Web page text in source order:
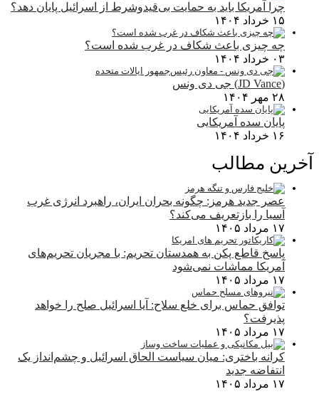
چرا آمریکا باید به حمایت بی‌قیدوشرط از اسرائیل پایان دهد؟
۱۵ خرداد ۱۴۰۴
چه چیزی باعث شکاف در غرب شده است؟
۰۳ خرداد ۱۴۰۴
(JD Vance) جی دی ونس
۲۸ مهر ۱۴۰۴
پایان سده آمریکایی
۱۶ خرداد ۱۴۰۴
آخرین مطالب
عصر جدید هرمز: چگونه بحران ایران، راهبرد انرژی غرب
آسیا را بازتعریف می‌کند؟
۱۷ مرداد ۱۴۰۵
پاسخ قاطع پکن به همدستان تحریم: با مجریان تحریم‌های
آمریکا مماشات نمی‌شود
۱۷ مرداد ۱۴۰۵
توافق حماس برای خلع سلاح: آیا اسرائیل صلح را خواهد
پذیرفت؟
۱۷ مرداد ۱۴۰۵
کرانه باختری: میان سیاست الحاق اسرائیل و چشم‌انداز یک
انتفاضه جدید
۱۷ مرداد ۱۴۰۵